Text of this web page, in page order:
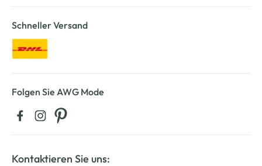
Schneller Versand
Folgen Sie AWG Mode
Kontaktieren Sie uns: